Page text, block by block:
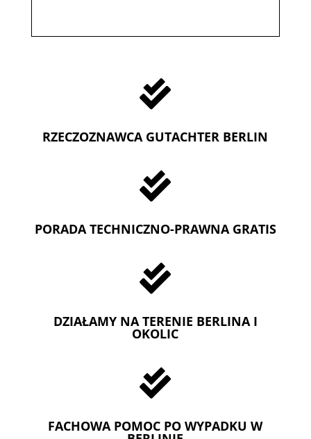

RZECZOZNAWCA GUTACHTER BERLIN

PORADA TECHNICZNO-PRAWNA GRATIS

DZIAŁAMY NA TERENIE BERLINA I
OKOLIC

FACHOWA POMOC PO WYPADKU W